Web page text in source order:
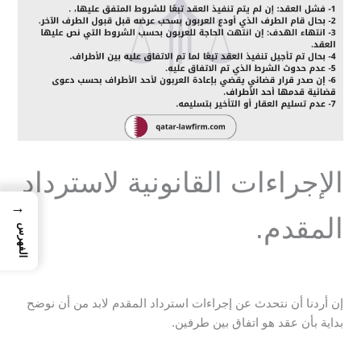
الإجراءات القانونية لاسترداد
المقدم.
إن أردنا أن نتحدث عن إجراءات استرداد المقدم لابد من أن نوضح
بداية بأن عقد هو اتفاق بين طرفين.
→
الفهرس